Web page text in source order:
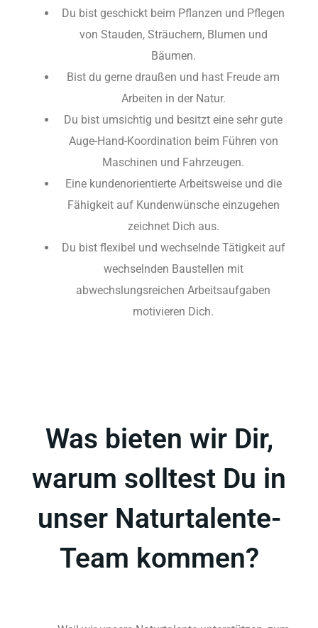
Du bist geschickt beim Pflanzen und Pflegen
von Stauden, Sträuchern, Blumen und
Bäumen.
Bist du gerne draußen und hast Freude am
Arbeiten in der Natur.
Du bist umsichtig und besitzt eine sehr gute
Auge-Hand-Koordination beim Führen von
Maschinen und Fahrzeugen.
Eine kundenorientierte Arbeitsweise und die
Fähigkeit auf Kundenwünsche einzugehen
zeichnet Dich aus.
Du bist flexibel und wechselnde Tätigkeit auf
wechselnden Baustellen mit
abwechslungsreichen Arbeitsaufgaben
motivieren Dich.
Was bieten wir Dir,
warum solltest Du in
unser Naturtalente-
Team kommen?